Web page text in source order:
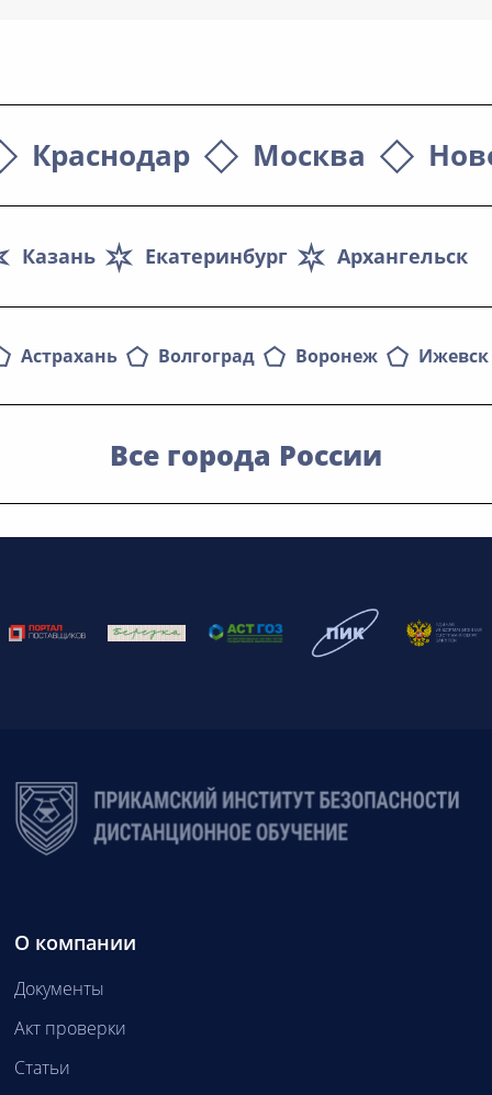
Краснодар Москва
Архангельск
Екатеринбург
Казань
Астрахань Волгоград Воронеж Ижевск
Все города России
О компании
Документы
Акт проверки
Статьи